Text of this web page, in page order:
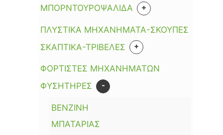
ΜΗΧΑΝΕΣ ΓΚΑΖΟΝ ΒΕΝΖΙΝΗΣ
ΜΗΧΑΝΕΣ ΓΚΑΖΟΝ ΡΕΥΜΑΤΟΣ
ΜΗΧΑΝΕΣ ΓΚΑΖΟΝ ΡΟΜΠΟΤ
ΜΗΧΑΝΕΣ ΓΚΑΖΟΝ ΧΕΙΡΟΣ
ΜΠΑΤΑΡΙΑΣ
ΡΕΥΜΑΤΟΣ
ΜΠΟΡΝΤΟΥΡΟΨΑΛΙΔΑ
+
ΒΕΝΖΙΝΗΣ
ΜΠΑΤΑΡΙΑΣ
ΠΛΥΣΤΙΚΑ ΜΗΧΑΝΗΜΑΤΑ-ΣΚΟΥΠΕΣ
ΣΚΑΠΤΙΚΑ-ΤΡΙΒΕΛΕΣ
+
ΒΕΝΖΙΝΗΣ
ΠΕΤΡΕΛΑΙΟΥ
ΦΟΡΤΙΣΤΕΣ ΜΗΧΑΝΗΜΑΤΩΝ
ΦΥΣΗΤΗΡΕΣ
-
ΒΕΝΖΙΝΗ
ΜΠΑΤΑΡΙΑΣ